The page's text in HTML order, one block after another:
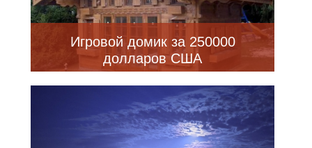
Игровой домик за 250000
долларов США